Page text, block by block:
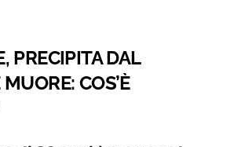
PRECIPITA DAL
COS’È